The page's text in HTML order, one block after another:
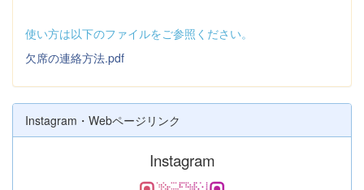
使い方は以下のファイルをご参照ください。
欠席の連絡方法.pdf
Instagram・Webページリンク
Instagram